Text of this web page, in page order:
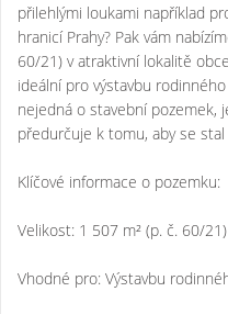
přilehlými loukami například
hranicí Prahy? Pak vám
60/21) v atraktivní lokalitě
ideální pro výstavbu
nejedná o stavební pozemek,
předurčuje k tomu, aby se
Klíčové informace o pozemku:
Velikost: 1 507 m² (p. č. 60/
Vhodné pro: Výstavbu